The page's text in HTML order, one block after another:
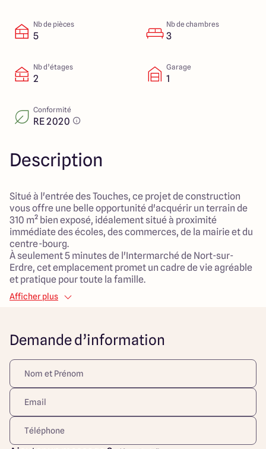
Nb de pièces
5
Nb de chambres
3
Nb d’étages
2
Garage
1
Conformité
RE 2020
Description
Situé à l'entrée des Touches, ce projet de construction
vous offre une belle opportunité d'acquérir un terrain de
310 m² bien exposé, idéalement situé à proximité
immédiate des écoles, des commerces, de la mairie et du
centre-bourg.
À seulement 5 minutes de l'Intermarché de Nort-sur-
Erdre, cet emplacement promet un cadre de vie agréable
et pratique pour toute la famille.
La maison à construire vous propose 90 m² de surface
moments conviviaux.
cette maison traditionnelle est conçue pour offrir un
quotidien paisible et agréable. L'attention portée à chaque
détail permettra de rendre votre foyer chaleureux et
fonctionnel.
Un garage attenant complète ce bien, offrant un accès
direct et facilitant le rangement au quotidien. Le mode de
chauffage par pompe à chaleur et la distribution d'eau
Afficher plus
Demande d’information